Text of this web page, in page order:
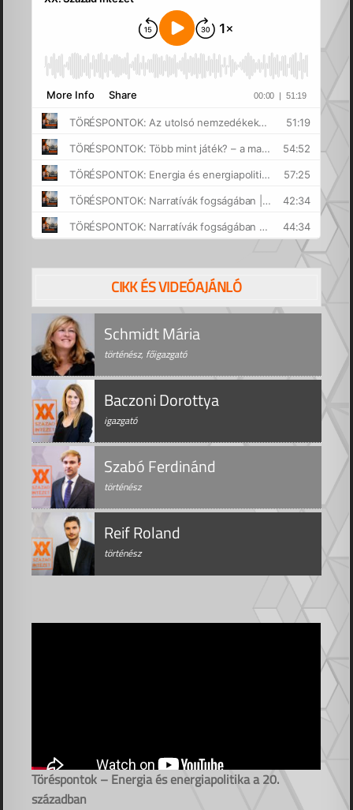
CIKK ÉS VIDEÓAJÁNLÓ
Schmidt Mária
történész, főigazgató
Baczoni Dorottya
igazgató
Szabó Ferdinánd
történész
Reif Roland
történész
Töréspontok – Energia és energiapolitika a 20.
században